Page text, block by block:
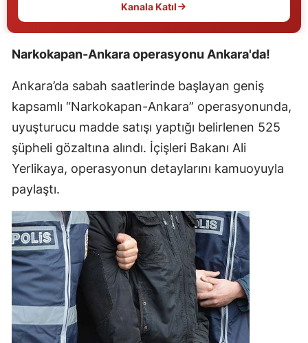
Gaziantep
Giresun
Hakkari
Hatay
Isparta
İstanbul
İzmir
Kars
Kastamonu
Kayseri
Kanala Katıl
Narkokapan-Ankara operasyonu Ankara'da!
Ankara’da sabah saatlerinde başlayan geniş
kapsamlı “Narkokapan-Ankara” operasyonunda,
uyuşturucu madde satışı yaptığı belirlenen 525
şüpheli gözaltına alındı. İçişleri Bakanı Ali
Yerlikaya, operasyonun detaylarını kamuoyuyla
paylaştı.